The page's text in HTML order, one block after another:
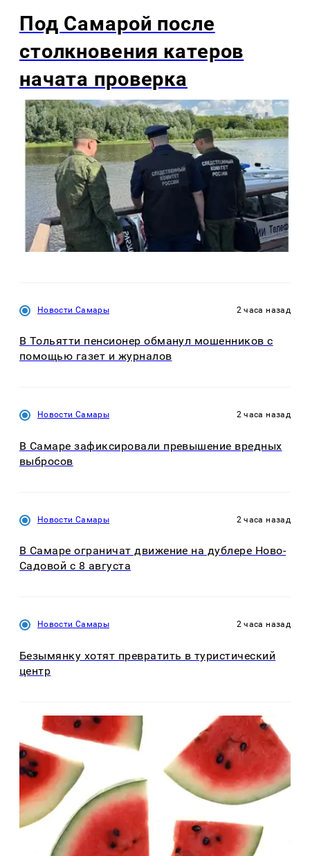
Под Самарой после
столкновения катеров
начата проверка
Новости Самары 2 часа назад
В Тольятти пенсионер обманул мошенников с
помощью газет и журналов
Новости Самары 2 часа назад
В Самаре зафиксировали превышение вредных
выбросов
Новости Самары 2 часа назад
В Самаре ограничат движение на дублере Ново-
Садовой с 8 августа
Новости Самары 2 часа назад
Безымянку хотят превратить в туристический
центр